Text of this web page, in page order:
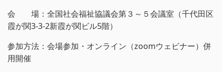
会 場：全国社会福祉協議会第３～５会議室（千代田区
霞が関3-3-2新霞が関ビル5階）
参加方法：会場参加・オンライン（zoomウェビナー）併
用開催